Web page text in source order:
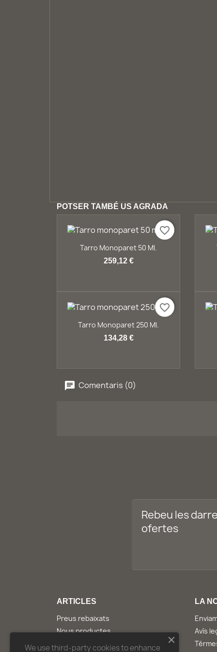
POTSER TAMBÉ US AGRADA
Vista ràpida
Tarro Monoparet 50 Ml.
259,12 €
favorite_border
Vista ràpida
Tarro Monoparet 250 Ml.
134,28 €
favorite_border
Comentaris (0)
Rebeu les
ofertes
ARTICLES
Preus rebaixats
Nous productes
Els més venuts
LA
Avís
We use third-party cookies to enhance